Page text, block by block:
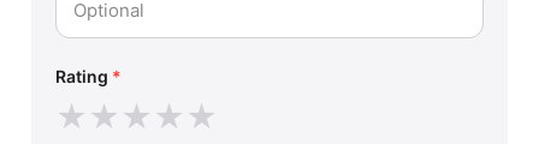
Rating *
★★★★★